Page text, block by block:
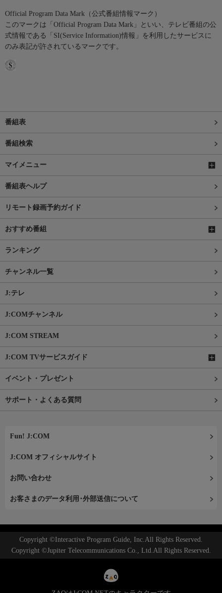
Official Program Data Mark（公式番組情報マーク）
このマークは「Official Program Data Mark」といい、テレビ番組の公
式情報である「SI(Service Information)情報」を利用したサービスに
のみ表記が許されているマークです。
番組表
番組検索
マイメニュー
番組表ヘルプ
リモート録画予約ガイド
おすすめ番組
ランキング
チャンネル一覧
J:テレ
J:COMチャンネル
J:COM STREAM
J:COM TVサービスガイド
イベント・プレゼント
サポート・よくある質問
Fun! J:COM
J:COM オフィシャルサイト
お問い合わせ
お客さまのデータ利用･外部送信について
Copyright ©Interactive Program Guide, Inc.All Rights Reserved.
Copyright ©Jupiter Telecommunications Co., Ltd.All Rights Reserved.